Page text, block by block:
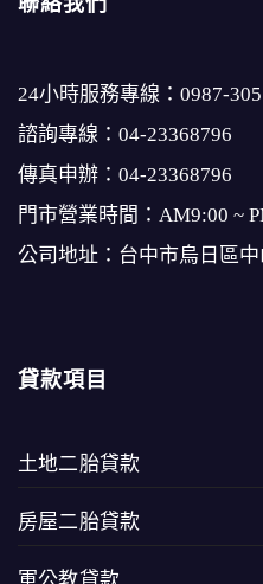
24小時服務專線： 0987-
諮詢專線： 04-23368796
傳真申辦：04-23368796
門市營業時間：AM9:00 ~
公司地址：台中市烏日區
貸款項目
土地二胎貸款
房屋二胎貸款